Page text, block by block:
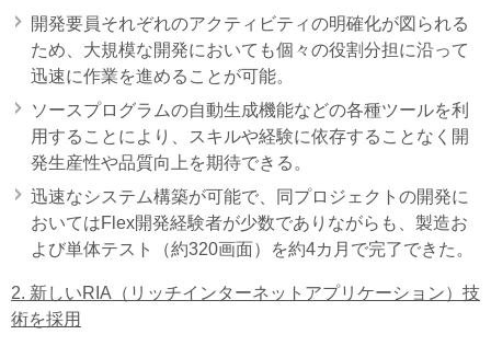
開発要員それぞれのアクティビティの明確化が図られる
ため、大規模な開発においても個々の役割分担に沿って
迅速に作業を進めることが可能。
ソースプログラムの自動生成機能などの各種ツールを利
用することにより、スキルや経験に依存することなく開
発生産性や品質向上を期待できる。
迅速なシステム構築が可能で、同プロジェクトの開発に
おいてはFlex開発経験者が少数でありながらも、製造お
よび単体テスト（約320画面）を約4カ月で完了できた。
2. 新しいRIA（リッチインターネットアプリケーション）技
術を採用